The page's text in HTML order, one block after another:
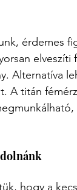
érdemes
elveszíti
Alternatíva
A titán
hogy a